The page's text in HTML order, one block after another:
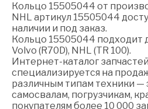
Кольцо 15505044 от
NHL артикул 15505044
наличии и под заказ.
Кольцо 15505044 подходит
Volvo (R70D), NHL (TR 100).
Интернет-каталог
специализируется на
различным типам техники —
самосвалам, погрузчикам,
покупателям более 10 000